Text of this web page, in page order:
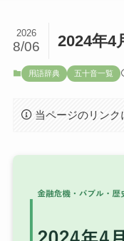
2024年4
2026
8/06
用語辞典 五十音一覧
当ページのリンク